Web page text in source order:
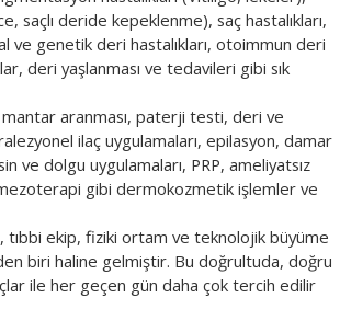
saçlı deride kepeklenme), saç hastalıkları,
ve genetik deri hastalıkları, otoimmun deri
deri yaşlanması ve tedavileri gibi sık
aranması, paterji testi, deri ve
ilaç uygulamaları, epilasyon, damar
ve dolgu uygulamaları, PRP, ameliyatsız
gibi dermokozmetik işlemler ve
tıbbi ekip, fiziki ortam ve teknolojik büyüme
biri haline gelmiştir. Bu doğrultuda, doğru
ile her geçen gün daha çok tercih edilir